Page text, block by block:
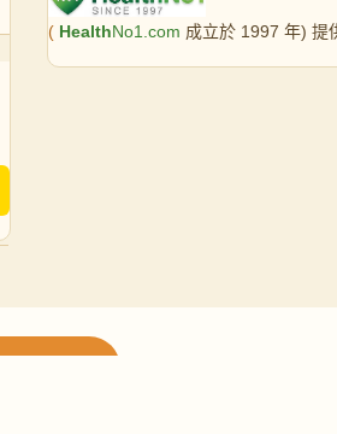
( HealthNo1.com 成立於 1997 年) 提